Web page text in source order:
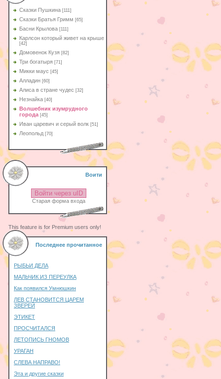
Сказки Пушкина [111]
Сказки Братья Гримм [65]
Басни Крылова [111]
Карлсон который живет на крыше
[42]
Домовенок Кузя [82]
Три богатыря [71]
Микки маус [45]
Алладин [60]
Aлиса в стране чудес [32]
Незнайка [40]
Волшебник изумрудного
города [45]
Иван царевич и серый волк [51]
Леопольд [70]
Воити
Войти через uID
Старая форма входа
This feature is for Premium users only!
Последнее прочитанное
РЫБЬИ ДЕЛА
МАЛЬЧИК ИЗ ПЕРЕУЛКА
Как появился Умнюшкин
ЛЕВ СТАНОВИТСЯ ЦАРЕМ
ЗВЕРЕЙ
ЭТИКЕТ
ПРОСЧИТАЛСЯ
ЛЕТОПИСЬ ГНОМОВ
УРАГАН
СЛЕВА НАПРАВО!
Эта и другие сказки